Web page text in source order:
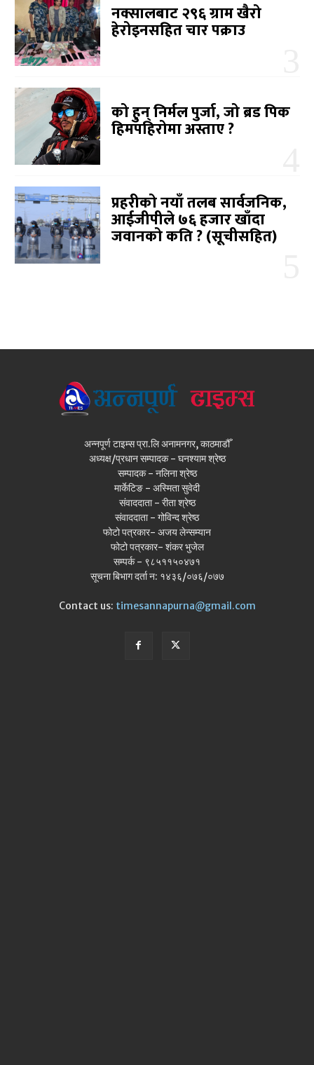
नक्सालबाट २९६ ग्राम खैरो
हेरोइनसहित चार पक्राउ
को हुन् निर्मल पुर्जा, जो ब्रड पिक
हिमपहिरोमा अस्ताए ?
प्रहरीको नयाँ तलब सार्वजनिक,
आईजीपीले ७६ हजार खाँदा
जवानको कति ? (सूचीसहित)
अन्नपूर्ण टाइम्स प्रा.लि अनामनगर, काठमाडौँ
अध्यक्ष/प्रधान सम्पादक - घनश्याम श्रेष्ठ
सम्पादक - नलिना श्रेष्ठ
मार्केटिङ - अस्मिता सुवेदी
संवाददाता - रीता श्रेष्ठ
संवाददाता - गोविन्द श्रेष्ठ
फोटो पत्रकार- अजय लेन्सम्यान
फोटो पत्रकार- शंकर भुजेल
सम्पर्क - ९८५११५०४७१
सूचना बिभाग दर्ता न: १४३६/०७६/०७७
Contact us: timesannapurna@gmail.com